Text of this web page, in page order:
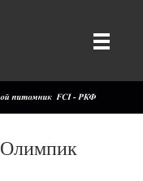
Олимпик